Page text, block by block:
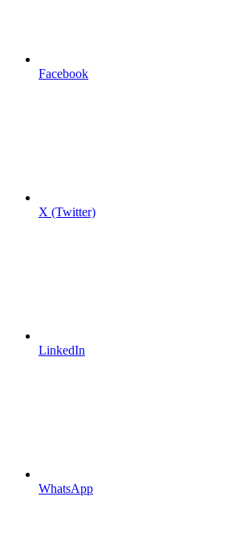
Facebook
X (Twitter)
LinkedIn
WhatsApp